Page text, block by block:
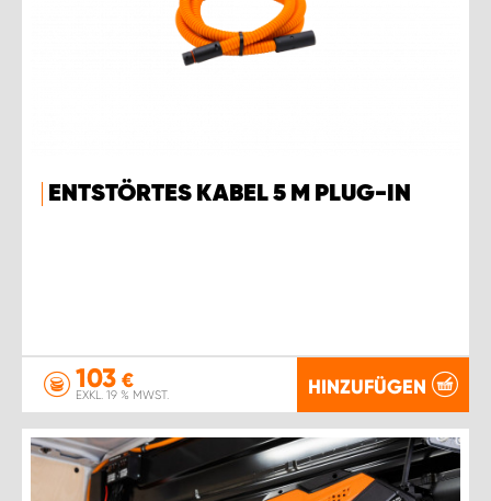
ENTSTÖRTES KABEL 5 M PLUG-IN
103 €
EXKL. 19 % MWST. HINZUFÜGEN